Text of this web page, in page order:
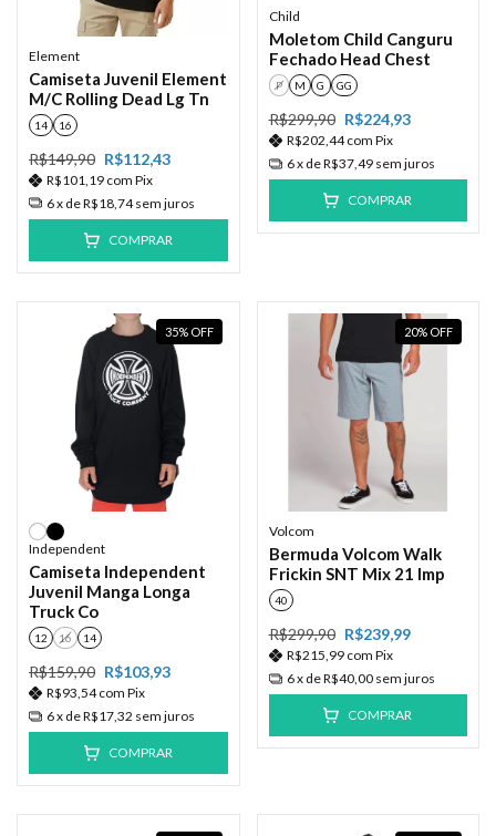
Element
Camiseta Juvenil Element
M/C Rolling Dead Lg Tn
14 16
R$149,90 R$112,43
R$101,19 com Pix
6x deR$18,74 sem juros
COMPRAR
Child
Moletom Child Canguru
Fechado Head Chest
P M G GG
R$299,90 R$224,93
R$202,44com Pix
6x deR$37,49 sem juros
COMPRAR
35% OFF
Independent
Camiseta Independent
Juvenil Manga Longa
Truck Co
12 16 14
R$159,90 R$103,93
R$93,54com Pix
6x deR$17,32 sem juros
COMPRAR
20% OFF
Volcom
Bermuda Volcom Walk
Frickin SNT Mix 21 Imp
40
R$299,90 R$239,99
R$215,99 com Pix
6x deR$40,00 sem juros
COMPRAR